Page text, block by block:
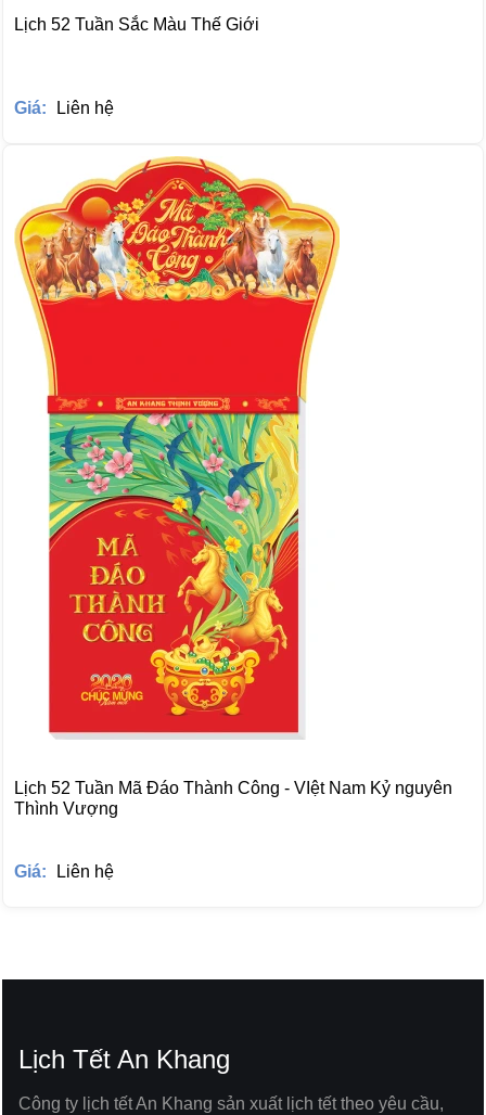
Lịch 52 Tuần Sắc Màu Thế Giới
Giá: Liên hệ
Lịch 52 Tuần Mã Đáo Thành Công - VIệt Nam Kỷ nguyên
Thình Vượng
Giá: Liên hệ
Lịch Tết An Khang
Công ty lịch tết An Khang sản xuất lịch tết theo yêu cầu,